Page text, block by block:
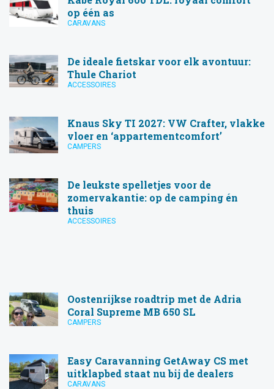
op één as
CARAVANS
De ideale fietskar voor elk avontuur:
Thule Chariot
ACCESSOIRES
Knaus Sky TI 2027: VW Crafter, vlakke
vloer en ‘appartementcomfort’
CAMPERS
De leukste spelletjes voor de
zomervakantie: op de camping én
thuis
ACCESSOIRES
Oostenrijkse roadtrip met de Adria
Coral Supreme MB 650 SL
CAMPERS
Easy Caravanning GetAway CS met
uitklapbed staat nu bij de dealers
CARAVANS